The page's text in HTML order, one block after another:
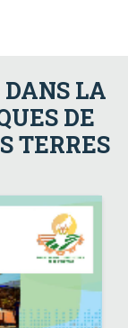
DANS LA
DE
TERRES